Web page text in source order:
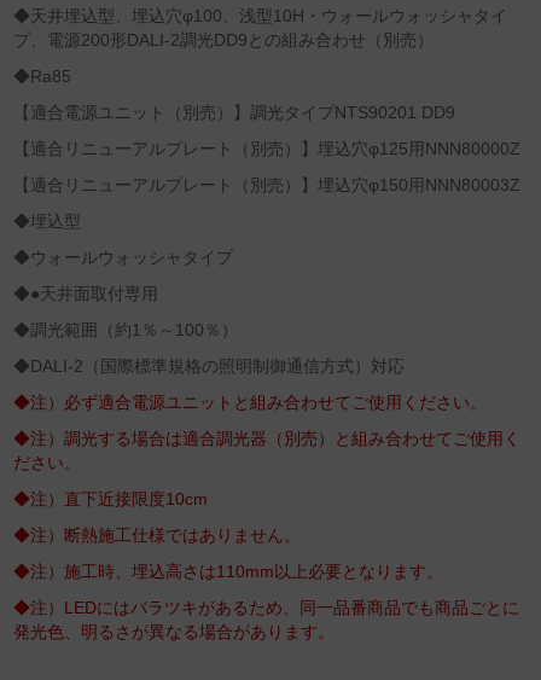
◆天井埋込型、埋込穴φ100、浅型10H・ウォールウォッシャタイ
プ、電源200形DALI-2調光DD9との組み合わせ（別売）
◆Ra85
【適合電源ユニット（別売）】調光タイプNTS90201 DD9
【適合リニューアルプレート（別売）】埋込穴φ125用NNN80000Z
【適合リニューアルプレート（別売）】埋込穴φ150用NNN80003Z
◆埋込型
◆ウォールウォッシャタイプ
◆●天井面取付専用
◆調光範囲（約1％～100％）
◆DALI‐2（国際標準規格の照明制御通信方式）対応
◆注）必ず適合電源ユニットと組み合わせてご使用ください。
◆注）調光する場合は適合調光器（別売）と組み合わせてご使用く
ださい。
◆注）直下近接限度10cm
◆注）断熱施工仕様ではありません。
◆注）施工時、埋込高さは110mm以上必要となります。
◆注）LEDにはバラツキがあるため、同一品番商品でも商品ごとに
発光色、明るさが異なる場合があります。